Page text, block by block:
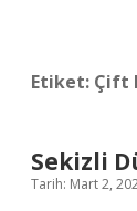
Etiket: Çift
Sekizli
Tarih: Mart 2,